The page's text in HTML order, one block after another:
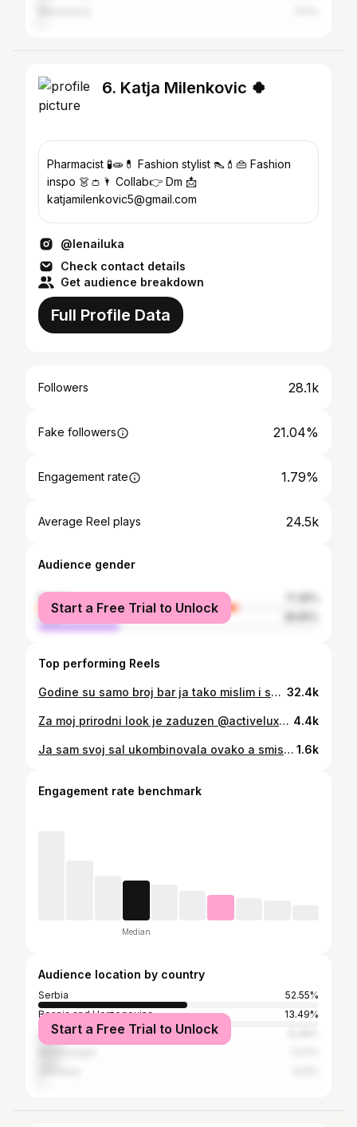
6. Katja Milenkovic 🍀
Pharmacist 🧪🧫💊 Fashion stylist 👠💄👜 Fashion
inspo 👗👛🌂 Collab👉 Dm 📩
katjamilenkovic5@gmail.com
@lenailuka
Check contact details
Get audience breakdown
Full Profile Data
Followers 28.1k
Fake followers 21.04%
Engagement rate 1.79%
Average Reel plays 24.5k
Audience gender
female
male
Start a Free Trial to Unlock
Top performing Reels
Godine su samo broj bar ja tako mislim i samo nek se nizu,svaka ce doneti novo iskustvo i nova saznanja pa dobro mi dosle🎶🎶🎶 38 🎶🎶🎶🎂🍦🎉🍭🌸 32.4k
Za moj prirodni look je zaduzen @activeluxe_cosmetics_rs Sada imate akcijski set,poligodisnji tretman serum za ubrzani rast trepavica,kupovinom ovog seruma mozete dobiti jednu maskaru po vasem izboru i to potpuno besplatno a uz moj kod KATARINA15 ostvarite jos dodatnih 15% popusta cak i na snizene proizvode Iskoristite ove pogodnosti i obradujte sebe ili vama dragu osobu Neka vasa lepota zablista uz @activeluxe_cosmetics_rs proizvode 4.4k
Ja sam svoj sal ukombinovala ovako a smislila sam jos bezbroj nacina porucite i vi vas kod najbolje @slavkina_petljica 🖤👑🫶 1.6k
Engagement rate benchmark
Median
Audience location by country
Serbia
52.55%
Bosnia and Herzegovina
13.49%
Croatia
Start a Free Trial to Unlock